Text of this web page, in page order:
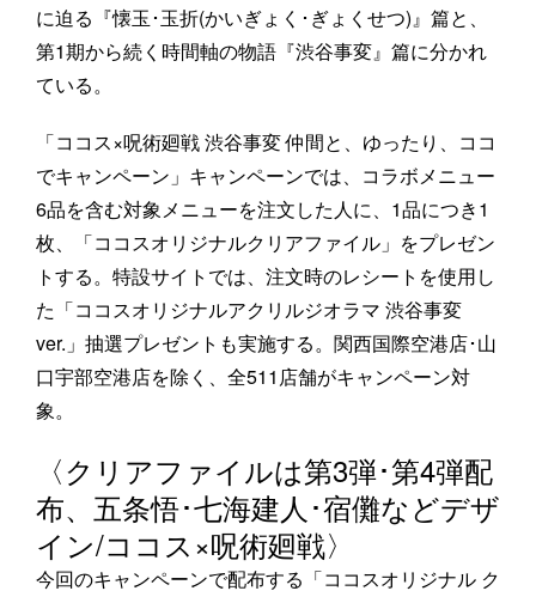
に迫る『懐玉･玉折(かいぎょく･ぎょくせつ)』篇と、
第1期から続く時間軸の物語『渋谷事変』篇に分かれ
ている。
「ココス×呪術廻戦 渋谷事変 仲間と、ゆったり、ココ
でキャンペーン」キャンペーンでは、コラボメニュー
6品を含む対象メニューを注文した人に、1品につき1
枚、「ココスオリジナルクリアファイル」をプレゼン
トする。特設サイトでは、注文時のレシートを使用し
た「ココスオリジナルアクリルジオラマ 渋谷事変
ver.」抽選プレゼントも実施する。関西国際空港店･山
口宇部空港店を除く、全511店舗がキャンペーン対
象。
〈クリアファイルは第3弾･第4弾配
布、五条悟･七海建人･宿儺などデザ
イン/ココス×呪術廻戦〉
今回のキャンペーンで配布する「ココスオリジナル ク